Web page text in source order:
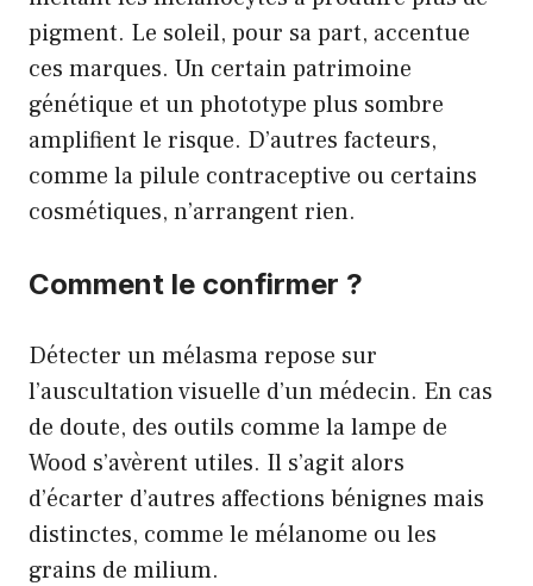
pigment. Le soleil, pour sa part, accentue
ces marques. Un certain patrimoine
génétique et un phototype plus sombre
amplifient le risque. D’autres facteurs,
comme la pilule contraceptive ou certains
cosmétiques, n’arrangent rien.
Comment le confirmer ?
Détecter un mélasma repose sur
l’auscultation visuelle d’un médecin. En cas
de doute, des outils comme la lampe de
Wood s’avèrent utiles. Il s’agit alors
d’écarter d’autres affections bénignes mais
distinctes, comme le mélanome ou les
grains de milium.